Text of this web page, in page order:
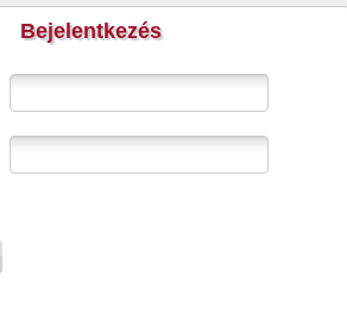
Bejelentkezés